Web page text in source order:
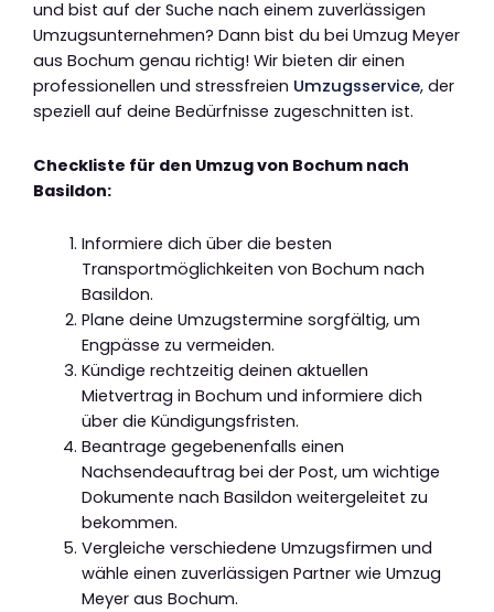
und bist auf der Suche nach einem zuverlässigen
Umzugsunternehmen? Dann bist du bei Umzug Meyer
aus Bochum genau richtig! Wir bieten dir einen
professionellen und stressfreien Umzugsservice, der
speziell auf deine Bedürfnisse zugeschnitten ist.
Checkliste für den Umzug von Bochum nach
Basildon:
Informiere dich über die besten
Transportmöglichkeiten von Bochum nach
Basildon.
Plane deine Umzugstermine sorgfältig, um
Engpässe zu vermeiden.
Kündige rechtzeitig deinen aktuellen
Mietvertrag in Bochum und informiere dich
über die Kündigungsfristen.
Beantrage gegebenenfalls einen
Nachsendeauftrag bei der Post, um wichtige
Dokumente nach Basildon weitergeleitet zu
bekommen.
Vergleiche verschiedene Umzugsfirmen und
wähle einen zuverlässigen Partner wie Umzug
Meyer aus Bochum.